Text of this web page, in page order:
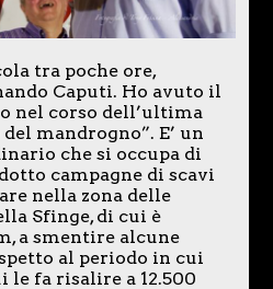
tra poche ore,
Caputi. Ho avuto il
nel corso dell’ultima
mandrogno”. E’ un
che si occupa di
campagne di scavi
nella zona delle
Sfinge, di cui è
a smentire alcune
al periodo in cui
le fa risalire a 12.500